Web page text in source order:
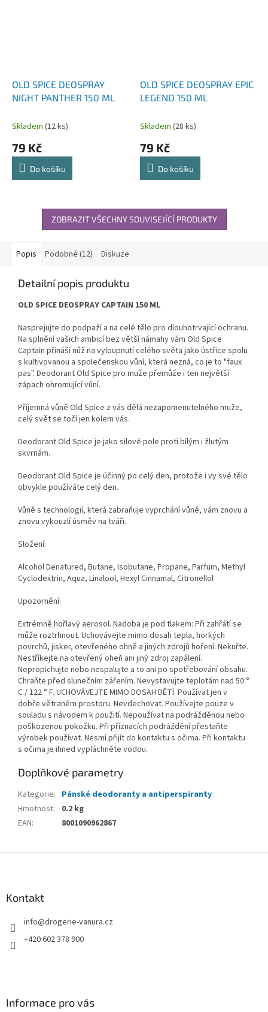
OLD SPICE DEOSPRAY
NIGHT PANTHER 150 ML
Skladem (12 ks)
79 Kč
Do košíku
OLD SPICE DEOSPRAY EPIC
LEGEND 150 ML
Skladem (28 ks)
79 Kč
Do košíku
ZOBRAZIT VŠECHNY SOUVISEJÍCÍ PRODUKTY
Popis Podobné (12) Diskuze
Detailní popis produktu
OLD SPICE DEOSPRAY CAPTAIN 150 ML
Nasprejujte do podpaží a na celé tělo pro dlouhotrvající ochranu.
Na splnění vašich ambicí bez větší námahy vám Old Spice
Captain přináší nůž na vyloupnutí celého světa jako ústřice spolu
s kultivovanou a společenskou vůní, která nezná, co je to "faux
pas". Deodorant Old Spice pro muže přemůže i ten největší
zápach ohromující vůní.
Příjemná vůně Old Spice z vás dělá nezapomenutelného muže,
celý svět se točí jen kolem vás.
Deodorant Old Spice je jako silové pole proti bílým i žlutým
skvrnám.
Deodorant Old Spice je účinný po celý den, protože i vy své tělo
obvykle používáte celý den.
Vůně s technologií, která zabraňuje vyprchání vůně, vám znovu a
znovu vykouzlí úsměv na tváři.
Složení:
Alcohol Denatured, Butane, Isobutane, Propane, Parfum, Methyl
Cyclodextrin, Aqua, Linalool, Hexyl Cinnamal, Citronellol
Upozornění:
Extrémně hořlavý aerosol. Nadoba je pod tlakem: Při zahřátí se
může roztrhnout. Uchovávejte mimo dosah tepla, horkých
povrchů, jisker, otevřeného ohně a jiných zdrojů hoření. Nekuřte.
Nestříkejte na otevřený oheň ani jiný zdroj zapálení.
Nepropichujte nebo nespalujte a to ani po spotřebování obsahu.
Chraňte před slunečním zářením. Nevystavujte teplotám nad 50 °
C / 122 ° F. UCHOVÁVEJTE MIMO DOSAH DĚTÍ. Používat jen v
dobře větraném prostoru. Nevdechovat. Používejte pouze v
souladu s návodem k použití. Nepoužívat na podrážděnou nebo
poškozenou pokožku. Při příznacích podráždění přestaňte
výrobek používat. Nesmí přijít do kontaktu s očima. Při kontaktu
s očima je ihned vypláchněte vodou.
Doplňkové parametry
Kategorie: Pánské deodoranty a antiperspiranty
Hmotnost:
0.2 kg
EAN: 8001090962867
Kontakt
info@drogerie-vanura.cz
+420 602 378 900
Informace pro vás